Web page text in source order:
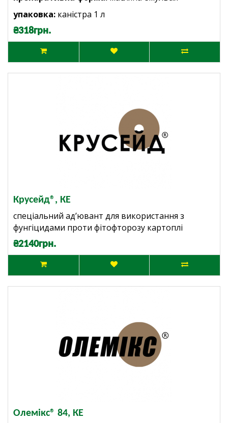
упаковка: каністра 1 л
₴318грн.
Крусейд®, КЕ
спеціальний ад’ювант для використання з
фунгіцидами проти фітофторозу картоплі
₴2140грн.
Олемікс® 84, КЕ